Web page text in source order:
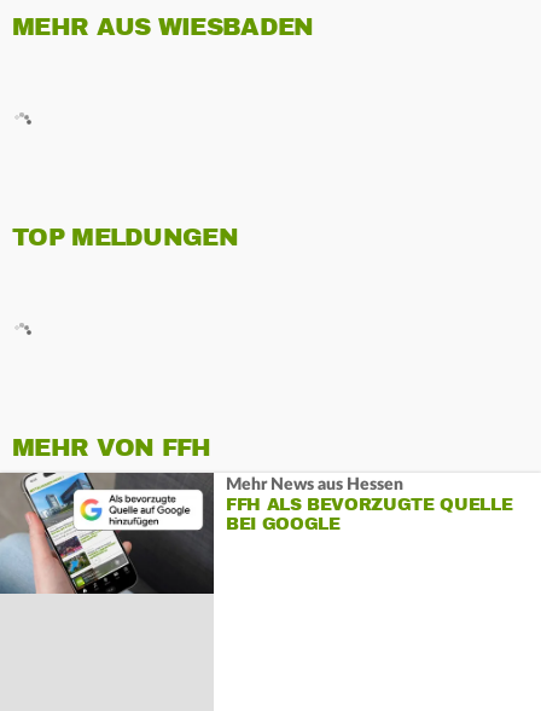
MEHR AUS WIESBADEN
TOP MELDUNGEN
MEHR VON FFH
Mehr News aus Hessen
FFH ALS BEVORZUGTE QUELLE
BEI GOOGLE